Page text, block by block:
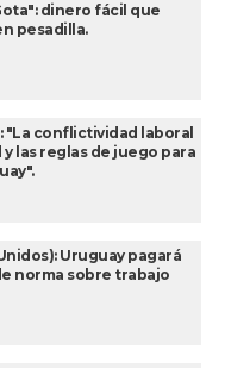
dinero fácil que
pesadilla.
"La conflictividad laboral
las reglas de juego para
Uruguay pagará
norma sobre trabajo